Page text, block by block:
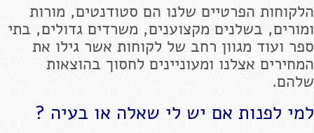
הלקוחות הפרטיים שלנו הם סטודנטים, מורות
ומורים, בשלנים מקצוענים, משרדים גדולים, בתי
ספר ועוד מגוון רחב של לקוחות אשר גילו את
המחירים אצלנו ומעוניינים לחסוך בהוצאות
שלהם.
למי לפנות אם יש לי שאלה או בעיה ?